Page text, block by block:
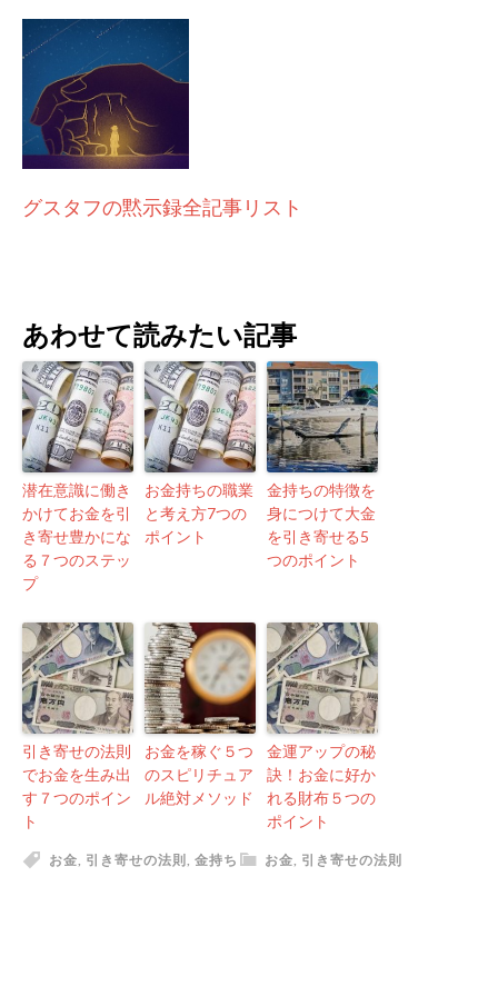
グスタフの黙示録全記事リスト
あわせて読みたい記事
潜在意識に働き
かけてお金を引
き寄せ豊かにな
る７つのステッ
プ
お金持ちの職業
と考え方7つの
ポイント
金持ちの特徴を
身につけて大金
を引き寄せる5
つのポイント
引き寄せの法則
でお金を生み出
す７つのポイン
ト
お金を稼ぐ５つ
のスピリチュア
ル絶対メソッド
金運アップの秘
訣！お金に好か
れる財布５つの
ポイント
お金, 引き寄せの法則
お金, 引き寄せの法則 , 金持ち